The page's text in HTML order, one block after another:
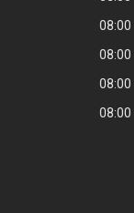
08:00
08:00
08:00
08:00